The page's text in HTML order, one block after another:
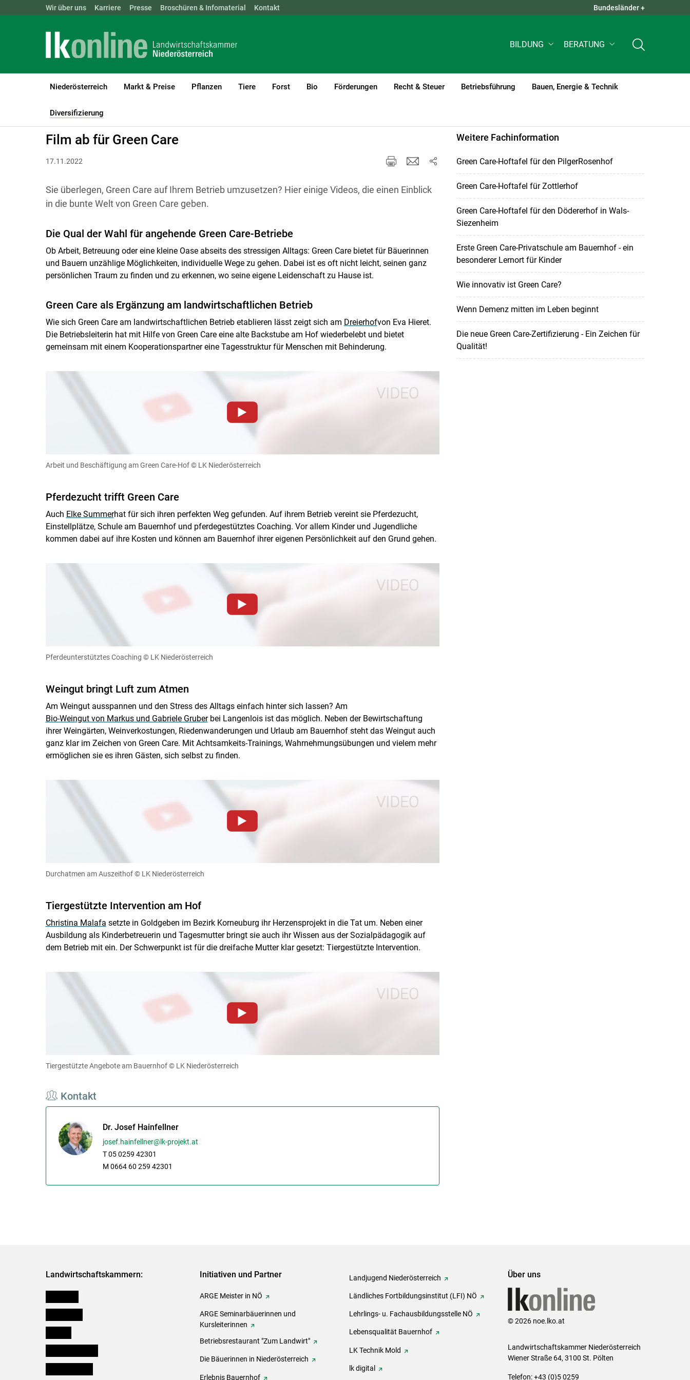
Landwirtschaftskammern: ÖSTERREICH BGLD KTN NÖ OÖ SBG QUICK LINKS +
Wir über uns Karriere Presse Broschüren & Infomaterial Kontakt Bundesländer +
BILDUNG BERATUNG
Niederösterreich Markt & Preise Pflanzen Tiere Forst Bio Förderungen Recht & Steuer Betriebsführung Bauen, Energie & Technik
Diversifizierung
(current)1
LK Niederösterreich
Film ab für Green Care
17.11.2022
Sie überlegen, Green Care auf Ihrem Betrieb umzusetzen? Hier einige Videos, die einen Einblick
in die bunte Welt von Green Care geben.
Die Qual der Wahl für angehende Green Care-Betriebe
Ob Arbeit, Betreuung oder eine kleine Oase abseits des stressigen Alltags: Green Care bietet für Bäuerinnen
und Bauern unzählige Möglichkeiten, individuelle Wege zu gehen. Dabei ist es oft nicht leicht, seinen ganz
persönlichen Traum zu finden und zu erkennen, wo seine eigene Leidenschaft zu Hause ist.
Green Care als Ergänzung am landwirtschaftlichen Betrieb
Wie sich Green Care am landwirtschaftlichen Betrieb etablieren lässt zeigt sich am Dreierhofvon Eva Hieret.
Die Betriebsleiterin hat mit Hilfe von Green Care eine alte Backstube am Hof wiederbelebt und bietet
gemeinsam mit einem Kooperationspartner eine Tagesstruktur für Menschen mit Behinderung.
Zum Abspielen von YouTube-Videos auf dieser Website müssen Cookies gesetzt werden
diese Website in den Cookie-Einstellungen jederzeit einsehen und korrigieren
Arbeit und Beschäftigung am Green Care-Hof © LK Niederösterreich
Pferdezucht trifft Green Care
Auch Elke Summerhat für sich ihren perfekten Weg gefunden. Auf ihrem Betrieb vereint sie Pferdezucht,
Einstellplätze, Schule am Bauernhof und pferdegestütztes Coaching. Vor allem Kinder und Jugendliche
kommen dabei auf ihre Kosten und können am Bauernhof ihrer eigenen Persönlichkeit auf den Grund gehen.
Zum Abspielen von YouTube-Videos auf dieser Website müssen Cookies gesetzt werden
diese Website in den Cookie-Einstellungen jederzeit einsehen und korrigieren
Pferdeunterstütztes Coaching © LK Niederösterreich
Weingut bringt Luft zum Atmen
Am Weingut ausspannen und den Stress des Alltags einfach hinter sich lassen? Am
Bio-Weingut von Markus und Gabriele Gruberbei Langenlois ist das möglich. Neben der Bewirtschaftung
ihrer Weingärten, Weinverkostungen, Riedenwanderungen und Urlaub am Bauernhof steht das Weingut auch
ganz klar im Zeichen von Green Care. Mit Achtsamkeits-Trainings, Wahrnehmungsübungen und vielem mehr
ermöglichen sie es ihren Gästen, sich selbst zu finden.
Zum Abspielen von YouTube-Videos auf dieser Website müssen Cookies gesetzt werden
diese Website in den Cookie-Einstellungen jederzeit einsehen und korrigieren
Durchatmen am Auszeithof © LK Niederösterreich
Tiergestützte Intervention am Hof
Christina Malafa setzte in Goldgeben im Bezirk Korneuburg ihr Herzensprojekt in die Tat um. Neben einer
Ausbildung als Kinderbetreuerin und Tagesmutter bringt sie auch ihr Wissen aus der Sozialpädagogik auf
dem Betrieb mit ein. Der Schwerpunkt ist für die dreifache Mutter klar gesetzt: Tiergestützte Intervention.
Zum Abspielen von YouTube-Videos auf dieser Website müssen Cookies gesetzt werden
diese Website in den Cookie-Einstellungen jederzeit einsehen und korrigieren
Tiergestützte Angebote am Bauernhof © LK Niederösterreich
Kontakt
Dr. Josef Hainfellner
josef.hainfellner@lk-projekt.at
T 05 0259 42301
M 0664 60 259 42301
Weitere Fachinformation
Green Care-Hoftafel für den PilgerRosenhof
Green Care-Hoftafel für Zottlerhof
Green Care-Hoftafel für den Dödererhof in Wals-
Siezenheim
Erste Green Care-Privatschule am Bauernhof - ein
besonderer Lernort für Kinder
Wie innovativ ist Green Care?
Wenn Demenz mitten im Leben beginnt
Die neue Green Care-Zertifizierung - Ein Zeichen für
Qualität!
Landwirtschaftskammern: Initiativen und Partner
ARGE Meister in NÖ
ARGE Seminarbäuerinnen und
Kursleiterinnen
Betriebsrestaurant "Zum Landwirt"
Die Bäuerinnen in Niederösterreich
Erlebnis Bauernhof
Landjugend Niederösterreich
Ländliches Fortbildungsinstitut (LFI) NÖ
Lehrlings- u. Fachausbildungsstelle NÖ
Lebensqualität Bauernhof
LK Technik Mold
lk digital
Über uns
© 2026 noe.lko.at
Landwirtschaftskammer Niederösterreich
Wiener Straße 64, 3100 St. Pölten
Telefon: +43 (0)5 0259